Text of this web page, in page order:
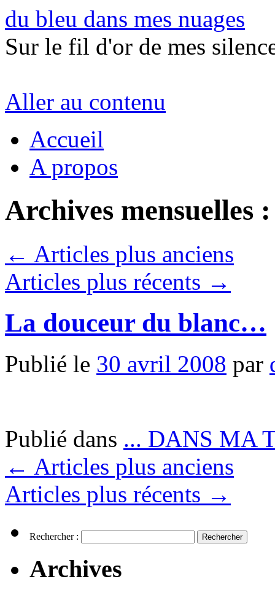
du bleu dans mes nuages
Sur le fil d'or de mes
Aller au contenu
Accueil
A propos
Archives mensuelles
← Articles plus anciens
Articles plus récents →
La douceur du blanc…
Publié le 30 avril 2008 par
Publié dans ... DANS MA
← Articles plus anciens
Articles plus récents →
Rechercher :
Archives